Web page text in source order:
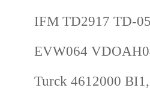
IFM TD2917 TD-
EVW064
Turck 4612000